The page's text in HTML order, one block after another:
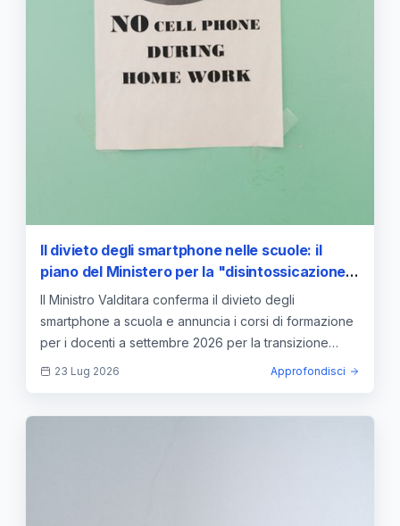
Il divieto degli smartphone nelle scuole: il
piano del Ministero per la "disintossicazione"
digitale e la formazione dei docenti
Il Ministro Valditara conferma il divieto degli
smartphone a scuola e annuncia i corsi di formazione
per i docenti a settembre 2026 per la transizione
digitale.
23 Lug 2026 Approfondisci